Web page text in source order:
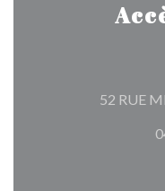
52 RUE